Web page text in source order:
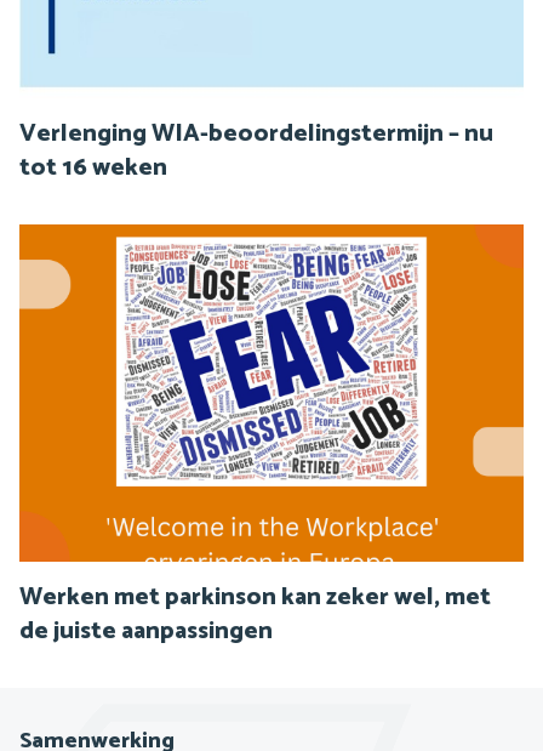
Verlenging WIA-beoordelingstermijn – nu
tot 16 weken
Werken met parkinson kan zeker wel, met
de juiste aanpassingen
Samenwerking